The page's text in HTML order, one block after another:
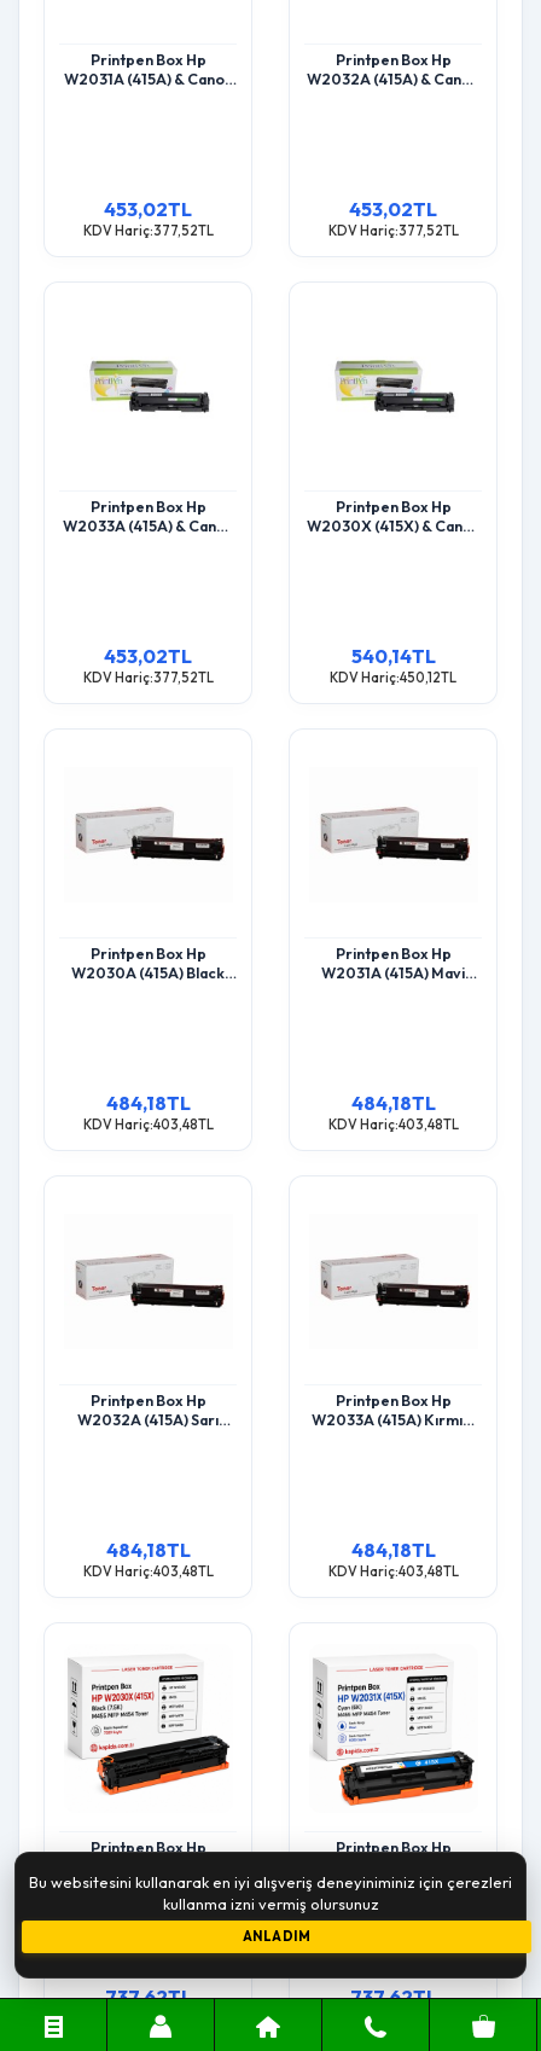
Printpen Box Hp
W2031A (415A) & Canon
453,02TL
KDV Hariç:377,52TL
Printpen Box Hp
W2032A (415A) & Canon
453,02TL
KDV Hariç:377,52TL
Printpen Box Hp
W2033A (415A) & Canon
453,02TL
KDV Hariç:377,52TL
Printpen Box Hp
W2030X (415X) & Canon
540,14TL
KDV Hariç:450,12TL
Printpen Box Hp
W2030A (415A) Black
484,18TL
KDV Hariç:403,48TL
Printpen Box Hp
W2031A (415A) Mavi
484,18TL
KDV Hariç:403,48TL
Printpen Box Hp
W2032A (415A) Sarı
484,18TL
KDV Hariç:403,48TL
Printpen Box Hp
W2033A (415A) Kırmızı
484,18TL
KDV Hariç:403,48TL
Printpen Box Hp
(7.5K) M455 Mfp M454
Toner
737,62TL
KDV Hariç:614,68TL
Printpen Box Hp
M455 Mfp M454 Toner
737,62TL
KDV Hariç:614,68TL
Bu websitesini kullanarak en iyi alışveriş deneyiniminiz için çerezleri
kullanma izni vermiş olursunuz
ANLADIM